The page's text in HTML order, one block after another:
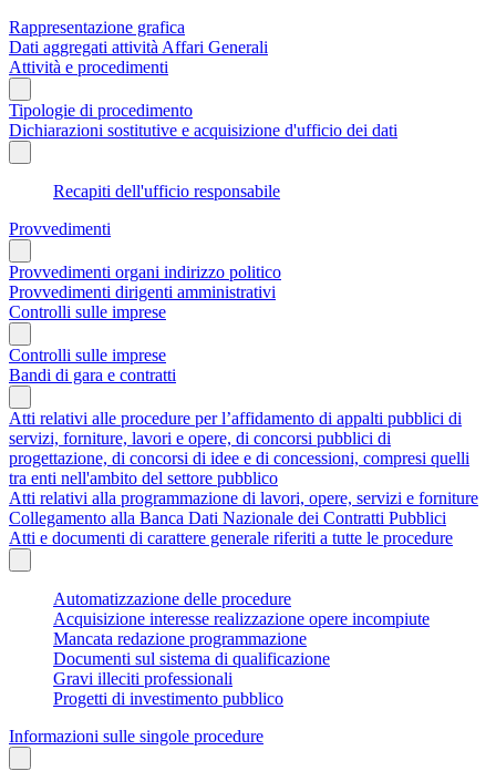
Rappresentazione grafica
Dati aggregati attività Affari Generali
Attività e procedimenti
Tipologie di procedimento
Dichiarazioni sostitutive e acquisizione d'ufficio dei dati
Recapiti dell'ufficio responsabile
Provvedimenti
Provvedimenti organi indirizzo politico
Provvedimenti dirigenti amministrativi
Controlli sulle imprese
Controlli sulle imprese
Bandi di gara e contratti
Atti relativi alle procedure per l’affidamento di appalti pubblici di
servizi, forniture, lavori e opere, di concorsi pubblici di
progettazione, di concorsi di idee e di concessioni, compresi quelli
tra enti nell'ambito del settore pubblico
Atti relativi alla programmazione di lavori, opere, servizi e forniture
Collegamento alla Banca Dati Nazionale dei Contratti Pubblici
Atti e documenti di carattere generale riferiti a tutte le procedure
Automatizzazione delle procedure
Acquisizione interesse realizzazione opere incompiute
Mancata redazione programmazione
Documenti sul sistema di qualificazione
Gravi illeciti professionali
Progetti di investimento pubblico
Informazioni sulle singole procedure